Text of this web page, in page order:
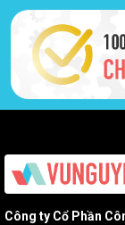
Công ty Cổ Phần